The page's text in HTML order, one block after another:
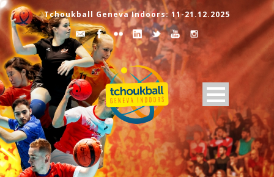
Tchoukball Geneva Indoors: 11-21.12.2025